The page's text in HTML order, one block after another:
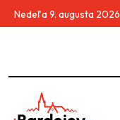
Nedeľa 9. augusta 2026